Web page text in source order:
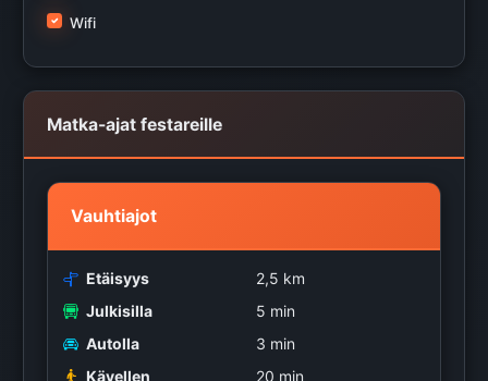
Wifi
Matka-ajat festareille
Vauhtiajot
Etäisyys
2,5 km
Julkisilla
5 min
Autolla
3 min
Kävellen
20 min